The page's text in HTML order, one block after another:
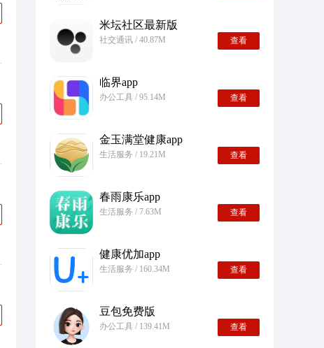
米坛社区最新版
社交通讯 / 40.87M 查看
临界app
办公工具 / 95.14M 查看
金玉满堂健康app
生活服务 / 19.21M 查看
春雨康乐app
生活服务 / 7.63M 查看
健康优加app
生活服务 / 160.34M 查看
豆包免费版
办公工具 / 139.41M 查看